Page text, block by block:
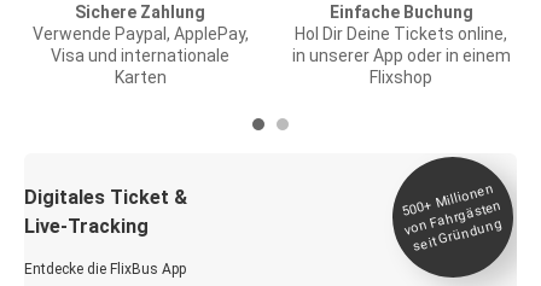
Sichere Zahlung
Verwende Paypal, ApplePay,
Visa und internationale
Karten
Einfache Buchung
Hol Dir Deine Tickets online,
in unserer App oder in einem
Flixshop
Digitales Ticket &
Live-Tracking
Entdecke die FlixBus App
500+
Millionen
von Fahrgästen
seit
Gründung